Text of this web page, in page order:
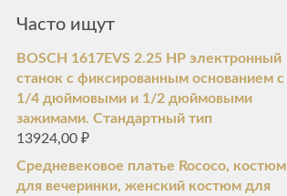
Часто ищут
BOSCH 1617EVS 2.25 HP электронный
станок с фиксированным основанием с
1/4 дюймовыми и 1/2 дюймовыми
зажимами. Стандартный тип
13924,00 ₽
Средневековое платье Rococo, костюм
для вечеринки, женский костюм для